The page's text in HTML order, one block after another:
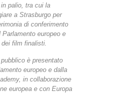
palio, tra cui la
a Strasburgo per
di conferimento
europeo e
film finalisti.
è presentato
europeo e dalla
in collaborazione
europea e con Europa